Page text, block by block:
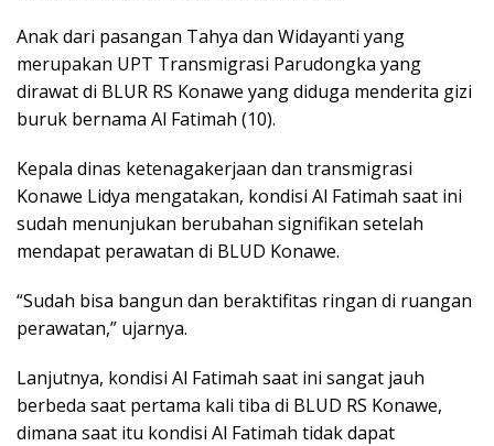
Anak dari pasangan Tahya dan Widayanti yang
merupakan UPT Transmigrasi Parudongka yang
dirawat di BLUR RS Konawe yang diduga menderita gizi
buruk bernama Al Fatimah (10).
Kepala dinas ketenagakerjaan dan transmigrasi
Konawe Lidya mengatakan, kondisi Al Fatimah saat ini
sudah menunjukan berubahan signifikan setelah
mendapat perawatan di BLUD Konawe.
“Sudah bisa bangun dan beraktifitas ringan di ruangan
perawatan,” ujarnya.
Lanjutnya, kondisi Al Fatimah saat ini sangat jauh
berbeda saat pertama kali tiba di BLUD RS Konawe,
dimana saat itu kondisi Al Fatimah tidak dapat